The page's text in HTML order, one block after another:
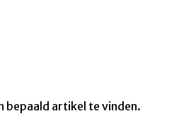
bepaald artikel te vinden.